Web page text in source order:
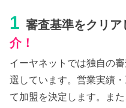
1 審査基準をクリア
介！
イーヤネットでは独自の
選しています。営業実績
て加盟を決定します。ま